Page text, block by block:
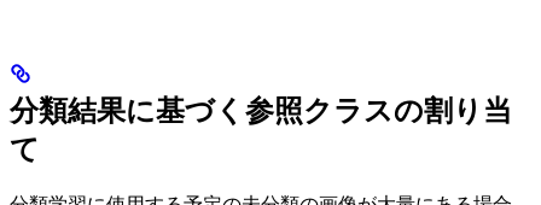
分類結果に基づく参照クラスの割り当
て